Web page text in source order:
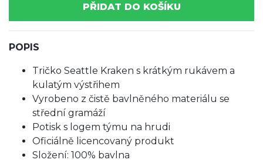
PŘIDAT DO KOŠÍKU
POPIS
Tričko Seattle Kraken s krátkým rukávem a
kulatým výstřihem
Vyrobeno z čistě bavlněného materiálu se
střední gramáží
Potisk s logem týmu na hrudi
Oficiálně licencovaný produkt
Složení: 100% bavlna